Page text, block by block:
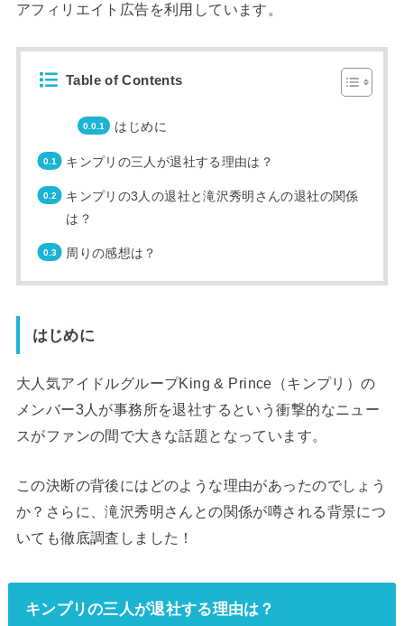
アフィリエイト広告を利用しています。
Table of Contents
はじめに
キンプリの三人が退社する理由は？
キンプリの3人の退社と滝沢秀明さんの退社の関係
は？
周りの感想は？
はじめに
大人気アイドルグループKing & Prince（キンプリ）の
メンバー3人が事務所を退社するという衝撃的なニュー
スがファンの間で大きな話題となっています。
この決断の背後にはどのような理由があったのでしょう
か？さらに、滝沢秀明さんとの関係が噂される背景につ
いても徹底調査しました！
キンプリの三人が退社する理由は？